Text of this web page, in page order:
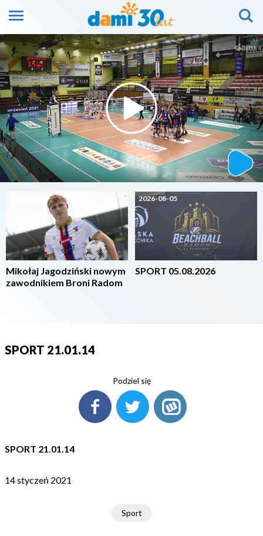
2026-08-05
Mikołaj Jagodziński nowym
zawodnikiem Broni Radom
2026-08-05
SPORT 05.08.2026
SPORT 21.01.14
Podziel się
SPORT 21.01.14
14 styczeń 2021
Sport